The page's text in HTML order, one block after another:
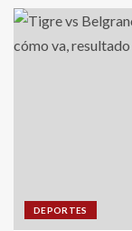
DEPORTES